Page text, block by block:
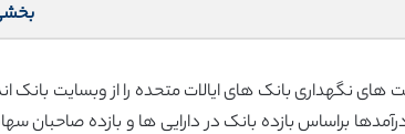
براساس بازده بانک در دارایی ها و بازده صاحبان